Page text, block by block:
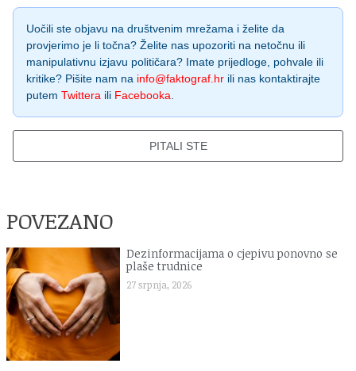
Uočili ste objavu na društvenim mrežama i želite da
provjerimo je li točna? Želite nas upozoriti na netočnu ili
manipulativnu izjavu političara? Imate prijedloge, pohvale ili
kritike? Pišite nam na info@faktograf.hr ili nas kontaktirajte
putem Twittera ili Facebooka.
PITALI STE
POVEZANO
Dezinformacijama o cjepivu ponovno se
plaše trudnice
27 srpnja, 2026